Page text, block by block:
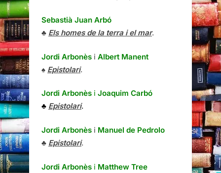
Sebastià Juan Arbó
♣ Els homes de la terra i el mar.
Jordi Arbonès i Albert Manent
♠ Epistolari.
Jordi Arbonès i Joaquim Carbó
♣ Epistolari.
Jordi Arbonès i Manuel de Pedrolo
♣ Epistolari.
Jordi Arbonès i Matthew Tree